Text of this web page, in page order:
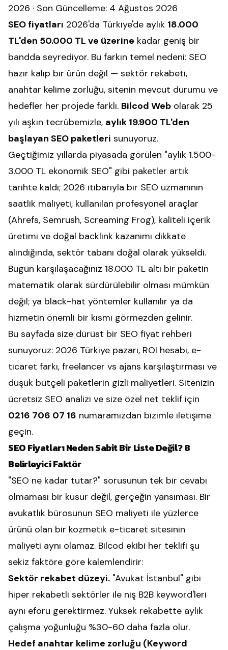
2026 · Son Güncelleme: 4 Ağustos 2026
SEO fiyatları 2026'da Türkiye'de aylık 18.000
TL'den 50.000 TL ve üzerine kadar geniş bir
bandda seyrediyor. Bu farkın temel nedeni: SEO
hazır kalıp bir ürün değil — sektör rekabeti,
anahtar kelime zorluğu, sitenin mevcut durumu ve
hedefler her projede farklı. Bilcod Web olarak 25
yılı aşkın tecrübemizle, aylık 19.900 TL'den
başlayan SEO paketleri sunuyoruz.
Geçtiğimiz yıllarda piyasada görülen "aylık 1.500-
3.000 TL ekonomik SEO" gibi paketler artık
tarihte kaldı; 2026 itibarıyla bir SEO uzmanının
saatlik maliyeti, kullanılan profesyonel araçlar
(Ahrefs, Semrush, Screaming Frog), kaliteli içerik
üretimi ve doğal backlink kazanımı dikkate
alındığında, sektör tabanı doğal olarak yükseldi.
Bugün karşılaşacağınız 18.000 TL altı bir paketin
matematik olarak sürdürülebilir olması mümkün
değil; ya black-hat yöntemler kullanılır ya da
hizmetin önemli bir kısmı görmezden gelinir.
Bu sayfada size dürüst bir SEO fiyat rehberi
sunuyoruz: 2026 Türkiye pazarı, ROI hesabı, e-
ticaret farkı, freelancer vs ajans karşılaştırması ve
düşük bütçeli paketlerin gizli maliyetleri. Sitenizin
ücretsiz SEO analizi ve size özel net teklif için
0216 706 07 16 numaramızdan bizimle iletişime
geçin.
SEO Fiyatları Neden Sabit Bir Liste Değil? 8
Belirleyici Faktör
"SEO ne kadar tutar?" sorusunun tek bir cevabı
olmaması bir kusur değil, gerçeğin yansıması. Bir
avukatlık bürosunun SEO maliyeti ile yüzlerce
ürünü olan bir kozmetik e-ticaret sitesinin
maliyeti aynı olamaz. Bilcod ekibi her teklifi şu
sekiz faktöre göre kalemlendirir:
Sektör rekabet düzeyi. "Avukat İstanbul" gibi
hiper rekabetli sektörler ile niş B2B keyword'leri
aynı eforu gerektirmez. Yüksek rekabette aylık
çalışma yoğunluğu %30-60 daha fazla olur.
Hedef anahtar kelime zorluğu (Keyword